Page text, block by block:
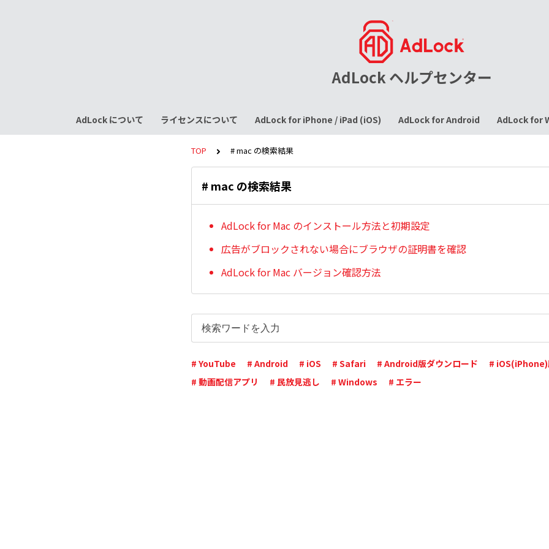
AdLock ヘルプセンター
AdLock について ライセンスについて AdLock for iPhone / iPad (iOS) AdLock for Android AdLock for
TOP # mac の検索結果
# mac の検索結果
AdLock for Mac のインストール方法と初期設定
広告がブロックされない場合にブラウザの証明書を確認
AdLock for Mac バージョン確認方法
# YouTube # Android # iOS # Safari # Android版ダウンロード
# iOS(iPhone)
# 動画配信アプリ
# 民放見逃し # Windows # エラー